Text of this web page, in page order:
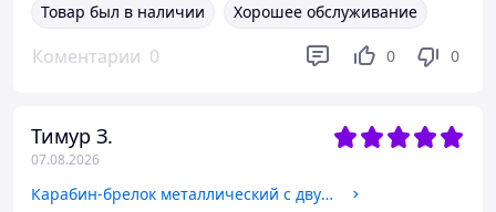
Товар был в наличии
Хорошее обслуживание
Коментарии 0 0 0
Тимур З.
07.08.2026
Карабин-брелок металлический с двумя кольцами для ключей арт. 05284